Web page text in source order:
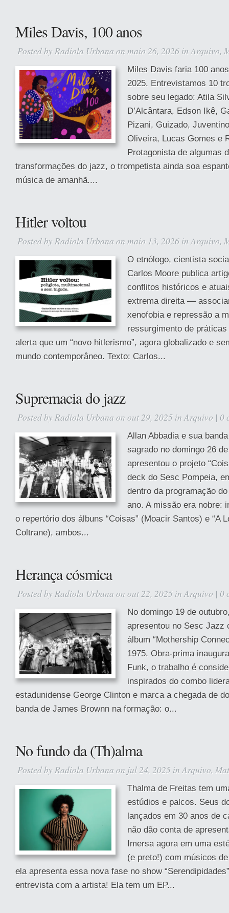
Miles Davis, 100 anos
Posted by Radiola Urbana on maio 26, 2026 inArquivo,
Miles Davis faria 100
2025. Entrevistamos 10
sobre seu legado: Atila
D’Alcântara, Edson Ikê,
Pizani, Guizado,
Oliveira, Lucas Gomes e
Protagonista de algumas
transformações do jazz, o trompetista ainda soa
música de amanhã....
Hitler voltou
Posted by Radiola Urbana on maio 13, 2026 inArquivo,
O etnólogo, cientista
Carlos Moore publica
conflitos históricos e
extrema direita —
xenofobia e repressão a
ressurgimento de
alerta que um “novo hitlerismo”, agora globalizado e
mundo contemporâneo. Texto: Carlos...
Supremacia do jazz
Posted by Radiola Urbana on out 29, 2025 inArquivo | 0
Allan Abbadia e sua
sagrado no domingo 26
apresentou o projeto
deck do Sesc Pompeia,
dentro da programação
ano. A missão era nobre:
o repertório dos álbuns “Coisas” (Moacir Santos) e “A
Coltrane), ambos...
Herança cósmica
Posted by Radiola Urbana on out 22, 2025 inArquivo | 0
No domingo 19 de
apresentou no Sesc Jazz
álbum “Mothership
1975. Obra-prima
Funk, o trabalho é
inspirados do combo
estadunidense George Clinton e marca a chegada de
banda de James Brownn na formação: o...
No fundo da (Th)alma
Posted by Radiola Urbana on jul 24, 2025 inArquivo,
Thalma de Freitas tem
estúdios e palcos. Seus
lançados em 30 anos de
não dão conta de
Imersa agora em uma
(e preto!) com músicos
ela apresenta essa nova fase no show
entrevista com a artista! Ela tem um EP...